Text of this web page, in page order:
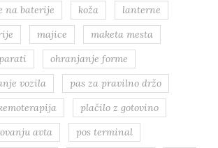
na baterije koža
lanterne
majice
maketa mesta
ohranjanje forme
vozila
pas za pravilno držo
plačilo z gotovino
avta
pos terminal